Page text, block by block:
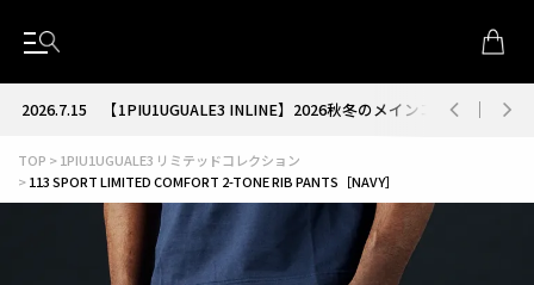
2026.7.15【1PIU1UGUALE3 INLINE】2026秋冬のメインコレクションが
TOP
1PIU1UGUALE3 リミテッドコレクション
113 SPORT LIMITED COMFORT 2-TONE RIB PANTS［NAVY］